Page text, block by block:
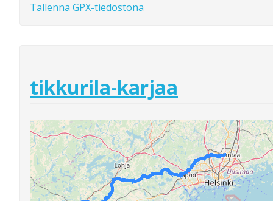
Tallenna GPX-tiedostona
tikkurila-karjaa